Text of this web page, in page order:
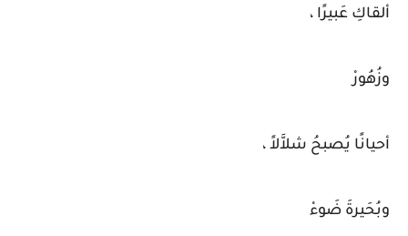
ألقاكِ عَبيرًا ،
وزُهُورْ
أحيانًا يُصبحُ شلاَّلاً ،
وبُحَيرةَ ضَوءْ